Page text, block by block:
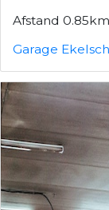
Afstand 0.85km
Garage